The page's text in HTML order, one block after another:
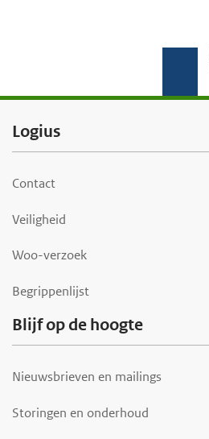
F
o
o
e
r
Logius
Contact
Veiligheid
Woo-verzoek
Begrippenlijst
Blijf op de hoogte
Nieuwsbrieven en mailings
Storingen en onderhoud